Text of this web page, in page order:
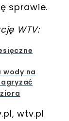
sprawie.
WTV:
wody na
wtv.pl